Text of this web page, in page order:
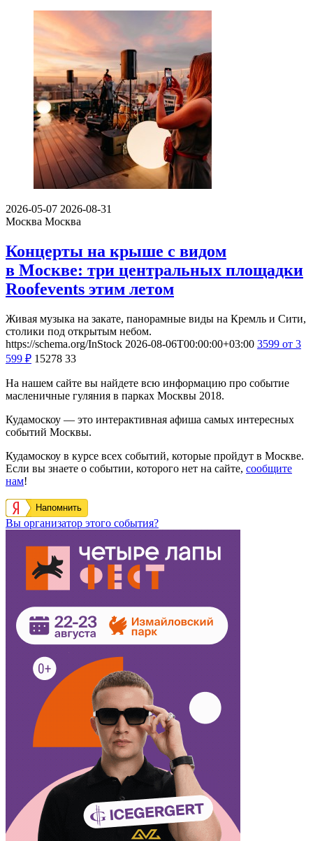
2026-05-07 2026-08-31
Москва Москва
Концерты на крыше с видом
в Москве: три центральных площадки
Roofevents этим летом
Живая музыка на закате, панорамные виды на Кремль и Сити,
столики под открытым небом.
https://schema.org/InStock 2026-08-06T00:00:00+03:00 3599 от 3
599 ₽ 15278 33
На нашем сайте вы найдете всю информацию про событие
масленичные гуляния в парках Москвы 2018.
Кудамоскоу — это интерактивная афиша самых интересных
событий Москвы.
Кудамоскоу в курсе всех событий, которые пройдут в Москве.
Если вы знаете о событии, которого нет на сайте, сообщите
нам!
Напомнить
Вы организатор этого события?